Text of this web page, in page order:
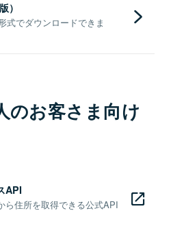
）
式でダウンロードできま
のお客さま向け
API
ら住所を取得できる公式API